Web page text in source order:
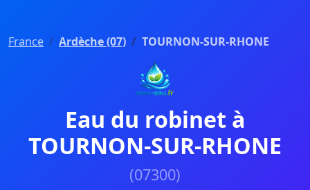
France Ardèche (07) TOURNON-SUR-RHONE
Eau du robinet à
TOURNON-SUR-RHONE
(07300)